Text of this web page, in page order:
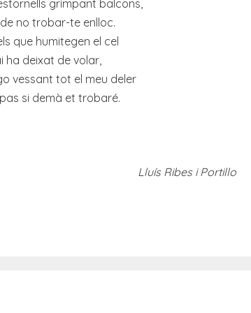
grimpant balcons,
no trobar-te enlloc.
que humitegen el cel
ha deixat de volar,
vessant tot el meu deler
si demà et trobaré.
Lluís Ribes i Portillo